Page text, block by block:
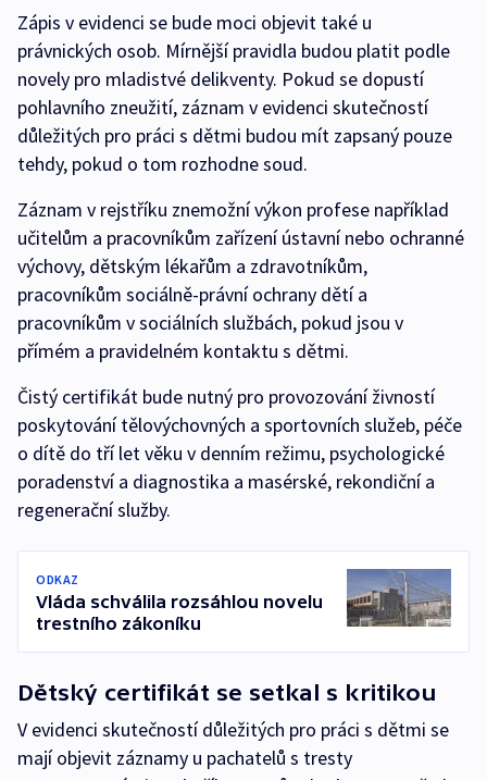
Zápis v evidenci se bude moci objevit také u
právnických osob. Mírnější pravidla budou platit podle
novely pro mladistvé delikventy. Pokud se dopustí
pohlavního zneužití, záznam v evidenci skutečností
důležitých pro práci s dětmi budou mít zapsaný pouze
tehdy, pokud o tom rozhodne soud.
Záznam v rejstříku znemožní výkon profese například
učitelům a pracovníkům zařízení ústavní nebo ochranné
výchovy, dětským lékařům a zdravotníkům,
pracovníkům sociálně-právní ochrany dětí a
pracovníkům v sociálních službách, pokud jsou v
přímém a pravidelném kontaktu s dětmi.
Čistý certifikát bude nutný pro provozování živností
poskytování tělovýchovných a sportovních služeb, péče
o dítě do tří let věku v denním režimu, psychologické
poradenství a diagnostika a masérské, rekondiční a
regenerační služby.
ODKAZ
Vláda schválila rozsáhlou novelu
trestního zákoníku
Dětský certifikát se setkal s kritikou
V evidenci skutečností důležitých pro práci s dětmi se
mají objevit záznamy u pachatelů s tresty